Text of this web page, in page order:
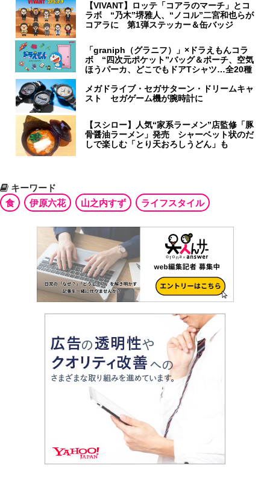
【VIVANT】ロッテ「コアラのマーチ」とコ
ラボ “乃木”堺雅人、“ノコル”二宮和也らが
コアラに 第1弾ステッカー＆缶バッジ
「graniph（グラニフ）」×ドラえもんコラ
ボ “四次元ポケット”バッグ＆ポーチ、空気
ほうパーカ、どこでもドアTシャツ…全20種
メガドライブ・セガサターン・ドリームキャ
スト セガゲーム機が腕時計に
【スシロー】人気“家系ラーメン”店監修「豚
骨醤油ラーメン」発売 シャーベット状のだ
しで楽しむ「とり天おろしうどん」も
キーワード
食
伊原六花 山之内すず ライフスタイル